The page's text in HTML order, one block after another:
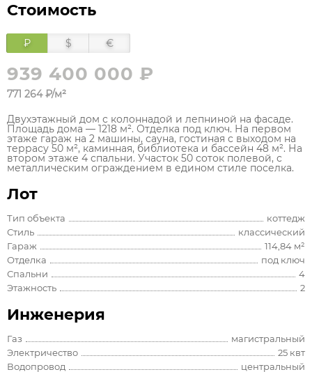
Стоимость
₽ $ €
939 400 000 ₽
771 264 ₽/м²
Двухэтажный дом с колоннадой и лепниной на фасаде.
Площадь дома — 1218 м². Отделка под ключ. На первом
этаже гараж на 2 машины, сауна, гостиная с выходом на
террасу 50 м², каминная, библиотека и бассейн 48 м². На
втором этаже 4 спальни. Участок 50 соток полевой, с
металлическим ограждением в едином стиле поселка.
Лот
Тип объекта
коттедж
Стиль
классический
Гараж
114,84 м²
Отделка
под ключ
Спальни
4
Этажность
2
Инженерия
Газ
магистральный
Электричество
25 квт
Водопровод
центральный